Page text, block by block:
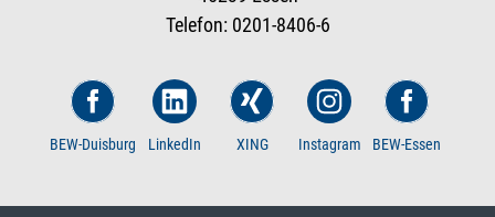
Telefon: 0201-8406-6
BEW-Duisburg LinkedIn XING Instagram BEW-Essen